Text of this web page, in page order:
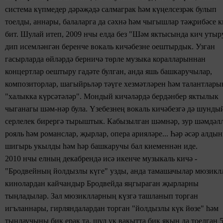
система күпмедер дәрәҗәдә салмаграк һәм күңелсезрәк булып
тоелды, аннары, балаларга да сәхнә һәм чыгышлар тәҗрибәсе
бит. Шулай итеп, 2009 нчы елда без "Шәм яктысында кич
дип исемләнгән беренче вокаль кичәбезне оештырдык. Узган
гасырларда өйләрдә берничә төрле музыка коралларыннан
концертлар оештыру гадәте булган, анда яшь башкаручылар,
композиторлар, шагыйрьләр тәүге хезмәтләрен һәм
"халыкка күрсәтәләр". Мондый кичәләрдә бердәнбер яктылык
чыганагы шәм-нәр була. Үзебезнең вокаль кичәбезгә дә
серлелек бирергә тырыштык. Кабызылган шәмнәр, зур
рояль һәм романслар, җырлар, опера арияләре... Һәр әсәр
шигырь укылды һәм һәр башкаручы бал киеменнән иде.
2010 нчы елның декабрендә исә икенче музыкаль кичә -
"Бродвейның йолдызлы күге" узды, анда тамашачылар
кинолардан кайчандыр Бродвейда яңгыраган җырларны
тыңладылар. Зал мюзиклларның күзгә ташланып торган
игъланнары, гирляндалардан торган "йолдызлы күк йөзе" һәм
тыңлаучыны бик ерак та, шул ук вакытта бик якын да тоелган